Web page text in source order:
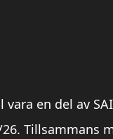
vara en del av
Tillsammans